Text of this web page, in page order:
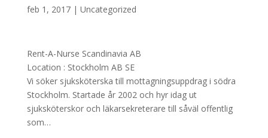
feb 1, 2017| Uncategorized
Rent-A-Nurse Scandinavia AB
Location : Stockholm AB SE
Vi söker sjuksköterska till mottagningsuppdrag i södra
Stockholm. Startade år 2002 och hyr idag ut
sjuksköterskor och läkarsekreterare till såväl offentlig
som…